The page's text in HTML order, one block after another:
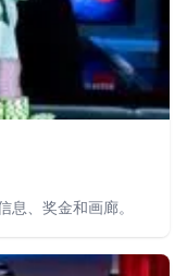
、奖金和画廊。